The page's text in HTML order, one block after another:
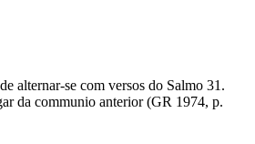
alternar-se com versos do Salmo 31.
da communio anterior (GR 1974, p.